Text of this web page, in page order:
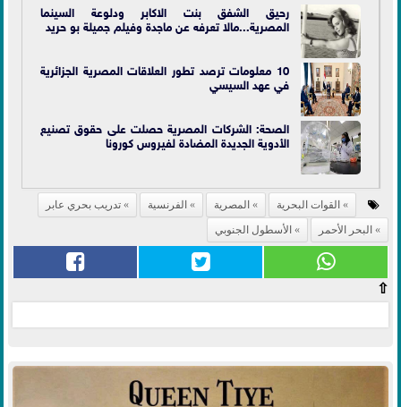
رحيق الشفق بنت الاكابر ودلوعة السينما
المصرية...مالا تعرفه عن ماجدة وفيلم جميلة بو حريد
10 معلومات ترصد تطور العلاقات المصرية الجزائرية
في عهد السيسي
الصحة: الشركات المصرية حصلت على حقوق تصنيع
الأدوية الجديدة المضادة لفيروس كورونا
القوات البحرية المصرية الفرنسية
تدريب بحري عابر
البحر الأحمر
الأسطول الجنوبي
⇧